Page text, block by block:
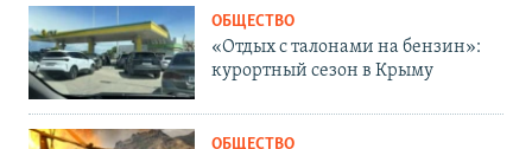
ОБЩЕСТВО
«Отдых с талонами на бензин»:
курортный сезон в Крыму
ОБЩЕСТВО